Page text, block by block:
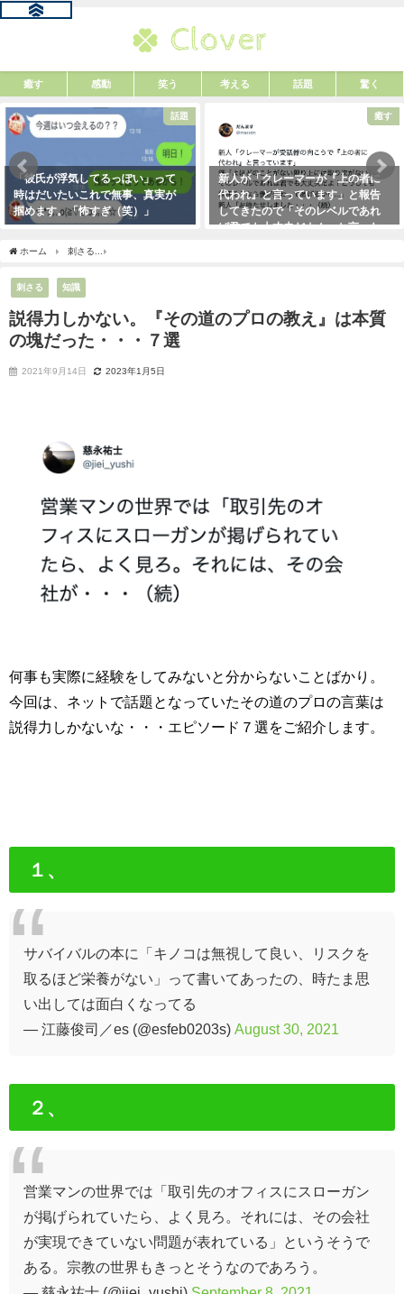
癒す 感動 笑う 考える 話題 驚く
話題
「彼氏が浮気してるっぽい」って
時はだいたいこれで無事、真実が
掴めます。「怖すぎ（笑）」
癒す
新人が「クレーマーが『上の者に
代われ』と言っています」と報告
してきたので「そのレベルであれ
ば君でも大丈夫だよ！」と言った
ホーム 刺さる
刺さる 知識
説得力しかない。『その道のプロの教え』は本質
の塊だった・・・７選
2021年9月14日 2023年1月5日
何事も実際に経験をしてみないと分からないことばかり。
今回は、ネットで話題となっていたその道のプロの言葉は
説得力しかないな・・・エピソード７選をご紹介します。
１、
サバイバルの本に「キノコは無視して良い、リスクを
取るほど栄養がない」って書いてあったの、時たま思
い出しては面白くなってる
— 江藤俊司／es (@esfeb0203s) August 30, 2021
２、
営業マンの世界では「取引先のオフィスにスローガン
が掲げられていたら、よく見ろ。それには、その会社
が実現できていない問題が表れている」というそうで
ある。宗教の世界もきっとそうなのであろう。